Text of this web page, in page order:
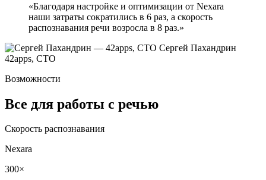
«Благодаря настройке и оптимизации от Nexara
наши затраты сократились в 6 раз, а скорость
распознавания речи возросла в 8 раз.»
Сергей Пахандрин
42apps, CTO
Возможности
Все для работы с речью
Скорость распознавания
Nexara
300×